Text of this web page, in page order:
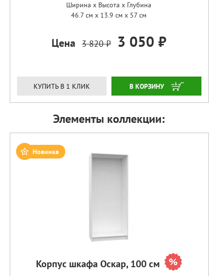
Ширина x Высота x Глубина
46.7 см x 13.9 см x 57 см
Цена 3 820 ₽ 3 050 ₽
КУПИТЬ В 1 КЛИК ЗАКАЗАТЬ
Элементы коллекции:
Новинка
Корпус шкафа Оскар, 100 см